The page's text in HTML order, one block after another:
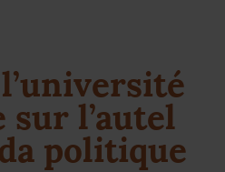
sur l’autel
politique